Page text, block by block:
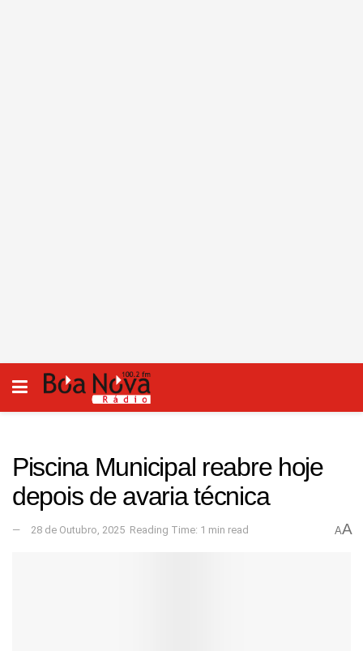
Piscina Municipal reabre hoje
depois de avaria técnica
28 de Outubro, 2025 Reading Time: 1 min read AA